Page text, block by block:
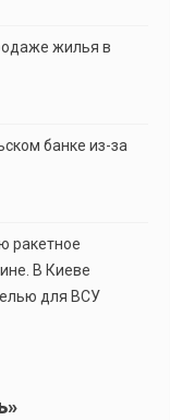
жилья в
банке из-за
ракетное
В Киеве
для ВСУ